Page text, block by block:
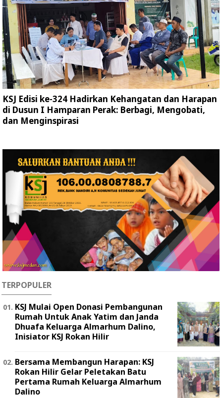
KSJ Edisi ke-324 Hadirkan Kehangatan dan Harapan
di Dusun I Hamparan Perak: Berbagi, Mengobati,
dan Menginspirasi
TERPOPULER
KSJ Mulai Open Donasi Pembangunan
Rumah Untuk Anak Yatim dan Janda
Dhuafa Keluarga Almarhum Dalino,
Inisiator KSJ Rokan Hilir
Bersama Membangun Harapan: KSJ
Rokan Hilir Gelar Peletakan Batu
Pertama Rumah Keluarga Almarhum
Dalino